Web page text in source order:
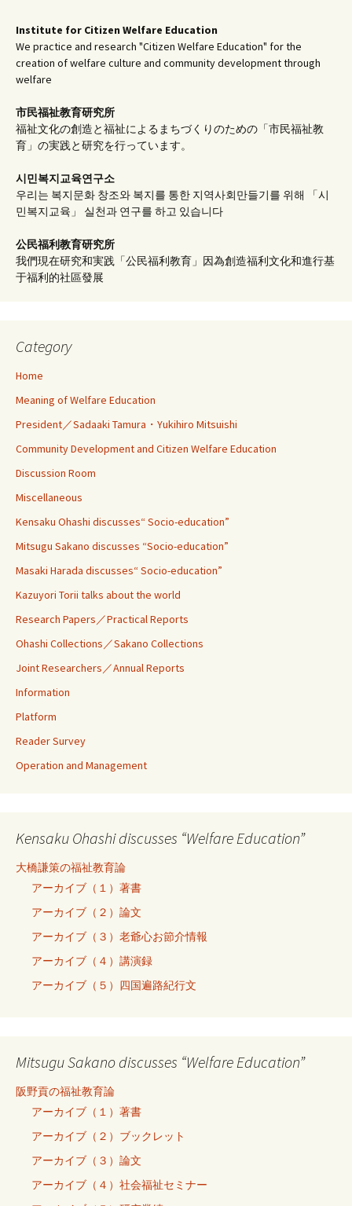
Institute for Citizen Welfare Education
We practice and research "Citizen Welfare Education" for the
creation of welfare culture and community development through
welfare
市民福祉教育研究所
福祉文化の創造と福祉によるまちづくりのための「市民福祉教
育」の実践と研究を行っています。
시민복지교육연구소
우리는 복지문화 창조와 복지를 통한 지역사회만들기를 위해 「시
민복지교육」 실천과 연구를 하고 있습니다
公民福利教育研究所
我們現在研究和実践「公民福利教育」因為創造福利文化和進行基
于福利的社區發展
Category
Home
Meaning of Welfare Education
President／Sadaaki Tamura・Yukihiro Mitsuishi
Community Development and Citizen Welfare Education
Discussion Room
Miscellaneous
Kensaku Ohashi discusses“ Socio-education”
Mitsugu Sakano discusses “Socio-education”
Masaki Harada discusses“ Socio-education”
Kazuyori Torii talks about the world
Research Papers／Practical Reports
Ohashi Collections／Sakano Collections
Joint Researchers／Annual Reports
Information
Platform
Reader Survey
Operation and Management
Kensaku Ohashi discusses “Welfare Education”
大橋謙策の福祉教育論
アーカイブ（１）著書
アーカイブ（２）論文
アーカイブ（３）老爺心お節介情報
アーカイブ（４）講演録
アーカイブ（５）四国遍路紀行文
Mitsugu Sakano discusses “Welfare Education”
阪野貢の福祉教育論
アーカイブ（１）著書
アーカイブ（２）ブックレット
アーカイブ（３）論文
アーカイブ（４）社会福祉セミナー